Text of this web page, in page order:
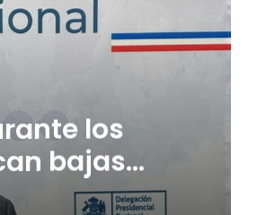
los
bajas
en